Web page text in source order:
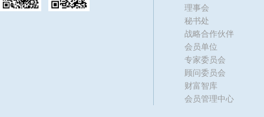
理事会
秘书处
战略合作伙伴
会员单位
专家委员会
顾问委员会
财富智库
会员管理中心